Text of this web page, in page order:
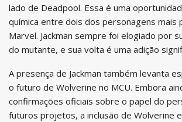
lado de Deadpool. Essa é uma
química entre dois dos personagens mais
Marvel. Jackman sempre foi elogiado por
do mutante, e sua volta é uma adição
A presença de Jackman também levanta
o futuro de Wolverine no MCU. Embora
confirmações oficiais sobre o papel do
futuros projetos, a inclusão de Wolverine